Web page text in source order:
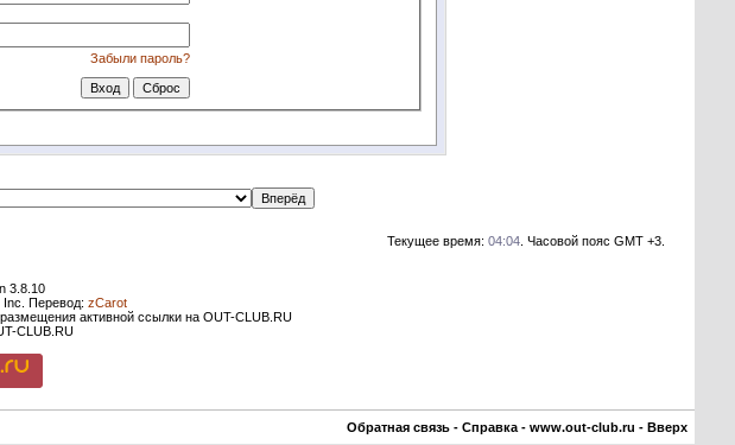
Забыли пароль?
Текущее время: 04:04 . Часовой пояс GMT +3.
3.8.10
Inc. Перевод: zCarot
активной ссылки на OUT-CLUB.RU
CLUB.RU
Обратная связь - Справка - www.out-club.ru - Вверх